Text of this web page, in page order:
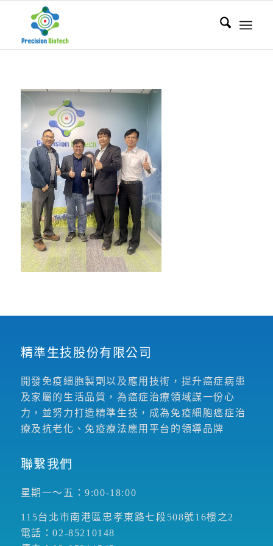
精準生技股份有限公司
開發免疫細胞製劑以及應用技術，提升癌症病患
及家屬的生活品質，為癌症治療領域謀一份心
力，並努力打造精準生技，成為免疫細胞癌症治
療及抗老化、免疫療法應用平台的領導品牌
聯繫我們
星期一～五：9:00-18:00
115台北市南港區忠孝東路七段508號16樓之2
電話：02-85210148